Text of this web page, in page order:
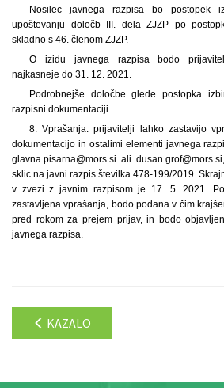
Nosilec javnega razpisa bo postopek
upoštevanju določb III. dela ZJZP po
skladno s 46. členom ZJZP.
O izidu javnega razpisa bodo
najkasneje do 31. 12. 2021.
Podrobnejše določbe glede postopka
razpisni dokumentaciji.
8. Vprašanja: prijavitelji lahko zastavijo
dokumentacijo in ostalimi elementi javnega
glavna.pisarna@mors.si ali
sklic na javni razpis številka 478-199/2019.
v zvezi z javnim razpisom je 17. 5. 2021.
zastavljena vprašanja, bodo podana v čim
pred rokom za prejem prijav, in bodo
javnega razpisa.
KAZALO